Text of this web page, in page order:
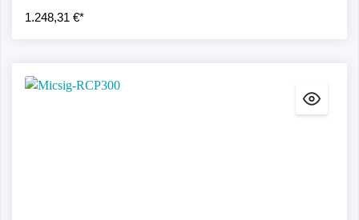
1.248,31 €*